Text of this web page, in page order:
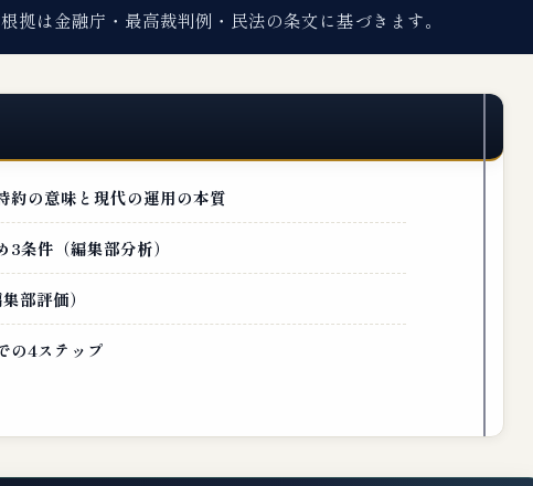
拠は金融庁・最高裁判例・民法の条文に基づきます。
約の意味と現代の運用の本質
3条件（編集部分析）
部評価）
の4ステップ